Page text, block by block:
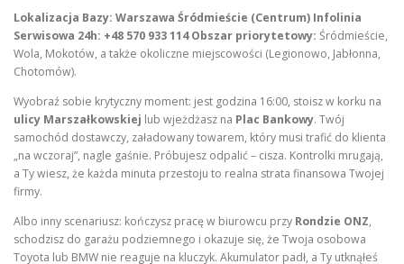
Lokalizacja Bazy: Warszawa Śródmieście (Centrum) Infolinia
Serwisowa 24h: +48 570 933 114 Obszar priorytetowy: Śródmieście,
Wola, Mokotów, a także okoliczne miejscowości (Legionowo, Jabłonna,
Chotomów).
Wyobraź sobie krytyczny moment: jest godzina 16:00, stoisz w korku na
ulicy Marszałkowskiej lub wjeżdżasz na Plac Bankowy. Twój
samochód dostawczy, załadowany towarem, który musi trafić do klienta
„na wczoraj”, nagle gaśnie. Próbujesz odpalić – cisza. Kontrolki mrugają,
a Ty wiesz, że każda minuta przestoju to realna strata finansowa Twojej
firmy.
Albo inny scenariusz: kończysz pracę w biurowcu przy Rondzie ONZ,
schodzisz do garażu podziemnego i okazuje się, że Twoja osobowa
Toyota lub BMW nie reaguje na kluczyk. Akumulator padł, a Ty utknąłeś